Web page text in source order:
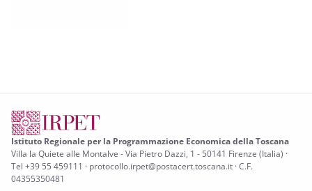
Istituto Regionale per la Programmazione Economica della Toscana
Villa la Quiete alle Montalve - Via Pietro Dazzi, 1 - 50141 Firenze (Italia) ·
Tel +39 55 459111 · protocollo.irpet@postacert.toscana.it · C.F.
04355350481